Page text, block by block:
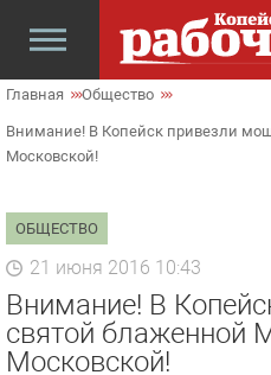
Главная Общество
Внимание! В Копейск привезли
Московской!
ОБЩЕСТВО
21 июня 2016 10:43
Внимание! В
святой блаженной
Московской!